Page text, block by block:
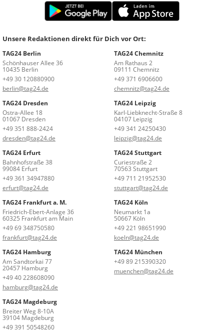
Unsere Redaktionen direkt für Dich vor Ort:
TAG24 Berlin
Schönhauser Allee 36
10435 Berlin
+49 30 120880900
berlin@tag24.de
TAG24 Chemnitz
Am Rathaus 2
09111 Chemnitz
+49 371 6906600
chemnitz@tag24.de
TAG24 Dresden
Ostra-Allee 18
01067 Dresden
+49 351 888-2424
dresden@tag24.de
TAG24 Leipzig
Karl-Liebknecht-Straße 8
04107 Leipzig
+49 341 24250430
leipzig@tag24.de
TAG24 Erfurt
Bahnhofstraße 38
99084 Erfurt
+49 361 34947880
erfurt@tag24.de
TAG24 Stuttgart
Curiestraße 2
70563 Stuttgart
+49 711 21952530
stuttgart@tag24.de
TAG24 Frankfurt a. M.
Friedrich-Ebert-Anlage 36
60325 Frankfurt am Main
+49 69 348750580
frankfurt@tag24.de
TAG24 Köln
Neumarkt 1a
50667 Köln
+49 221 98651990
koeln@tag24.de
TAG24 Hamburg
Am Sandtorkai 77
20457 Hamburg
+49 40 228608090
hamburg@tag24.de
TAG24 München
+49 89 215390320
muenchen@tag24.de
TAG24 Magdeburg
Breiter Weg 8-10A
39104 Magdeburg
+49 391 50548260